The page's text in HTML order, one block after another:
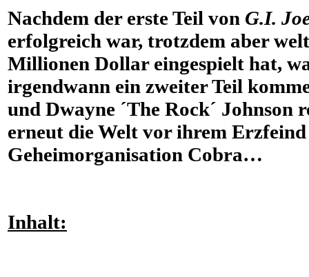
Nachdem der erste Teil von G.I.
erfolgreich war, trotzdem aber
Millionen Dollar eingespielt hat,
irgendwann ein zweiter Teil
und Dwayne ´The Rock´ Johnson
erneut die Welt vor ihrem
Geheimorganisation Cobra…
Inhalt: